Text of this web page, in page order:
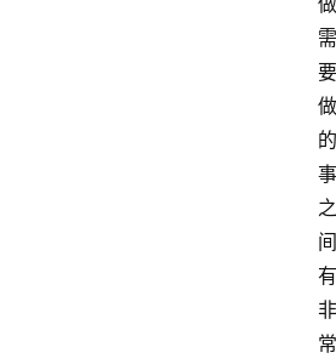
需
要
做
的
事
之
间
有
非
常